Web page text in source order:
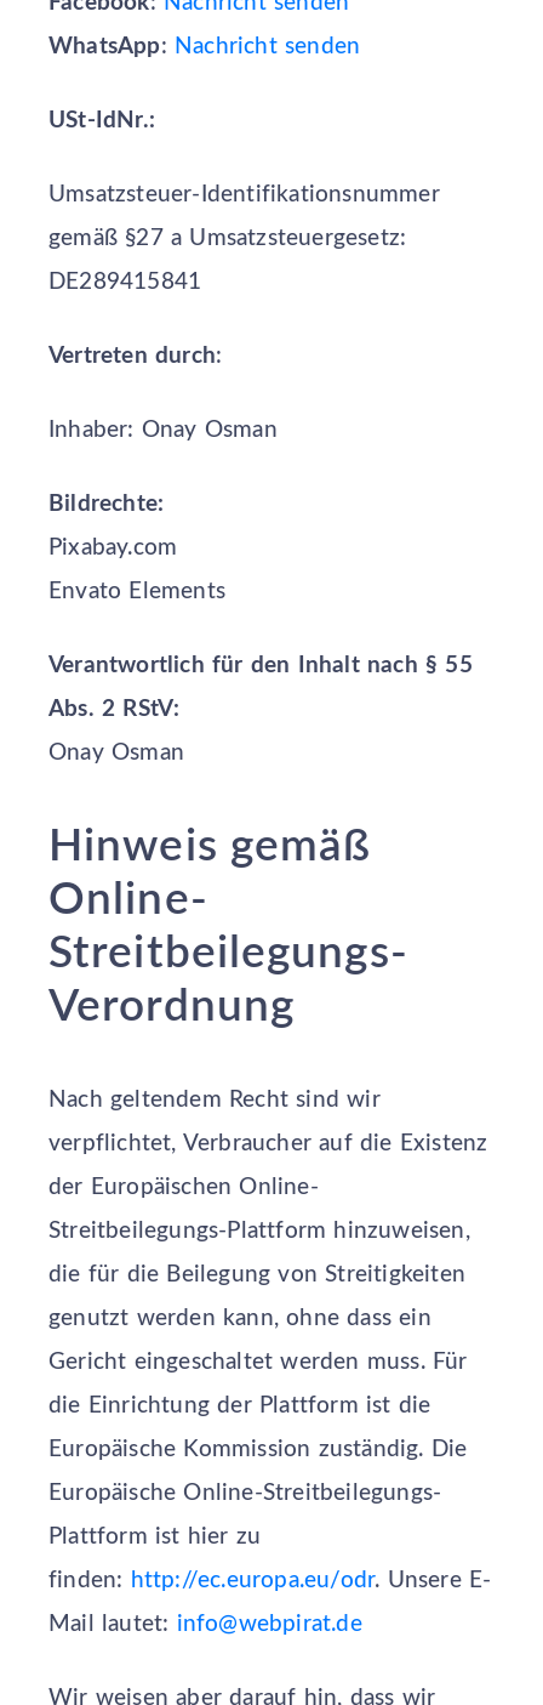
WhatsApp: Nachricht senden
USt-IdNr.:
Umsatzsteuer-Identifikationsnummer
gemäß §27 a Umsatzsteuergesetz:
DE289415841
Vertreten durch:
Inhaber: Onay Osman
Bildrechte:
Pixabay.com
Envato Elements
Verantwortlich für den Inhalt nach § 55
Abs. 2 RStV:
Onay Osman
Hinweis gemäß
Online-
Streitbeilegungs-
Verordnung
Nach geltendem Recht sind wir
verpflichtet, Verbraucher auf die Existenz
der Europäischen Online-
Streitbeilegungs-Plattform hinzuweisen,
die für die Beilegung von Streitigkeiten
genutzt werden kann, ohne dass ein
Gericht eingeschaltet werden muss. Für
die Einrichtung der Plattform ist die
Europäische Kommission zuständig. Die
Europäische Online-Streitbeilegungs-
Plattform ist hier zu
finden: http://ec.europa.eu/odr. Unsere E-
Mail lautet: info@webpirat.de
Wir weisen aber darauf hin, dass wir